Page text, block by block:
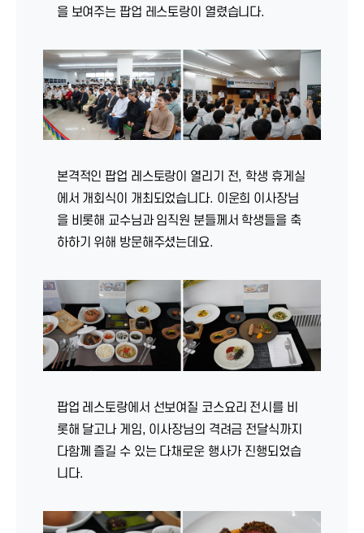
을 보여주는 팝업 레스토랑이 열렸습니다.
본격적인 팝업 레스토랑이 열리기 전, 학생 휴게실
에서 개회식이 개최되었습니다. 이운희 이사장님
을 비롯해 교수님과 임직원 분들께서 학생들을 축
하하기 위해 방문해주셨는데요.
팝업 레스토랑에서 선보여질 코스요리 전시를 비
롯해 달고나 게임, 이사장님의 격려금 전달식까지
다함께 즐길 수 있는 다채로운 행사가 진행되었습
니다.